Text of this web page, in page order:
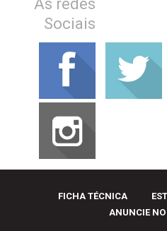
As redes
Sociais
FICHA TÉCNICA
ANUNCIE